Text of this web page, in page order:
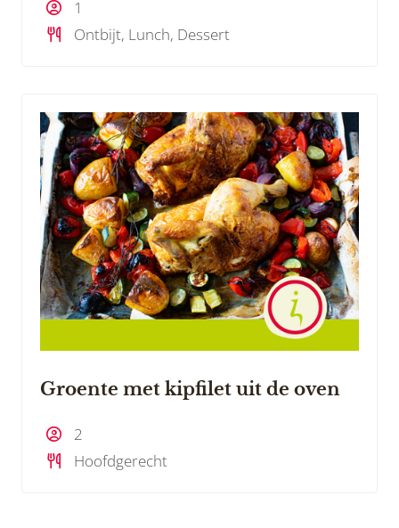
1
Ontbijt, Lunch, Dessert
Groente met kipfilet uit de oven
2
Hoofdgerecht